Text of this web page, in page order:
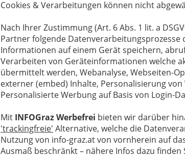
Cookies & Verarbeitungen können nicht
Nach Ihrer Zustimmung (Art. 6 Abs. 1 lit. a
Partner folgende Datenverarbeitungsprozesse
Informationen auf einem Gerät speichern,
Verarbeiten von Geräteinformationen welche
übermittelt werden, Webanalyse, Webseiten-
externer (embed) Inhalte, Personalisierung
Personalisierte Werbung auf Basis von Login-
Mit INFOGraz Werbefrei bieten wir darüber
'trackingfreie' Alternative, welche die
Nutzung von info-graz.at von vornherein auf
Ausmaß beschränkt – nähere Infos dazu finden